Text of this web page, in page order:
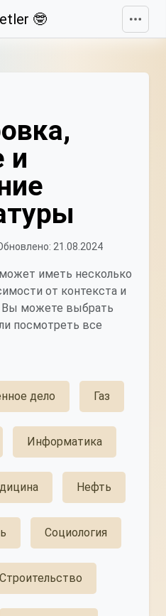
🤓
и
21.08.2024
иметь несколько
от контекста и
Вы можете выбрать
посмотреть все
дело Газ
Информатика
Нефть
Социология
Строительство